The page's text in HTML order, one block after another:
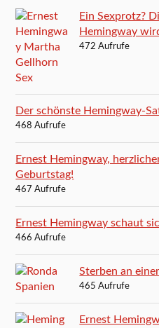
Ein Sexprotz?
Hemingway
472 Aufrufe
Der schönste Hemingway-
468 Aufrufe
Ernest Hemingway,
Geburtstag!
467 Aufrufe
Ernest Hemingway schaut
466 Aufrufe
Sterben an
465 Aufrufe
Ernest